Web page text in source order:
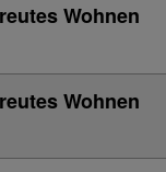
Wohnen
Wohnen